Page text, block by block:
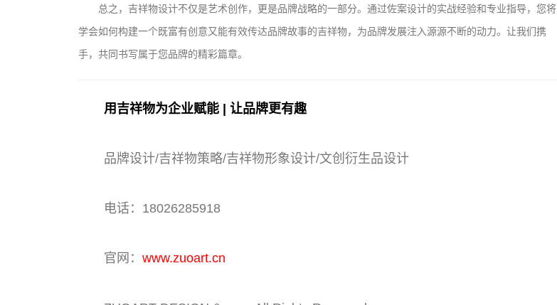
总之，吉祥物设计不仅是艺术创作，更是品牌战略的一部分。通过佐案设计的实战经验和专业指导，您将
学会如何构建一个既富有创意又能有效传达品牌故事的吉祥物，为品牌发展注入源源不断的动力。让我们携
手，共同书写属于您品牌的精彩篇章。
用吉祥物为企业赋能 | 让品牌更有趣
品牌设计/吉祥物策略/吉祥物形象设计/文创衍生品设计
电话：18026285918
官网： www.zuoart.cn